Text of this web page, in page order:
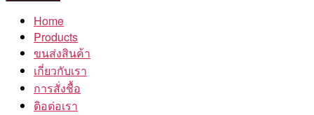
โรงงานHome
Products
ขนส่งสินค้า
เกี่ยวกับเรา
การสั่งชื้อ
ติอต่อเรา